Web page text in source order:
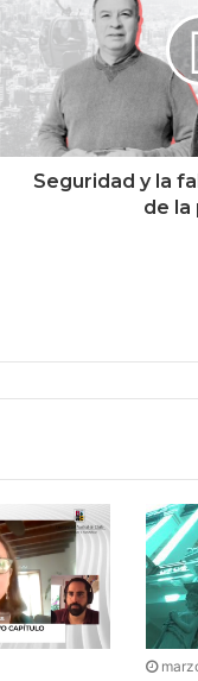
Seguridad y la
de la